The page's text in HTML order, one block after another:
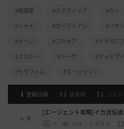
#格闘家
#ミスティック #ラン
#シャイ
#ガーディアン #ハサ
#セージ
#コルセア #ドラカニ
#スカラー
#ドーサ #デッドアイ
#セラフィム
#エージェント
登録日順 検索順 コメ
0
[エージェント攻略]イカ流伝
0 174 イスカス